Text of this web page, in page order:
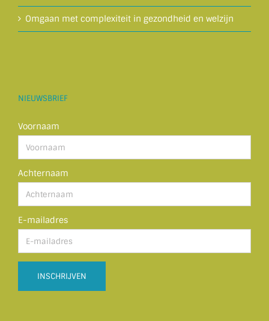
Omgaan met complexiteit in gezondheid en welzijn
NIEUWSBRIEF
Voornaam
Achternaam
E-mailadres